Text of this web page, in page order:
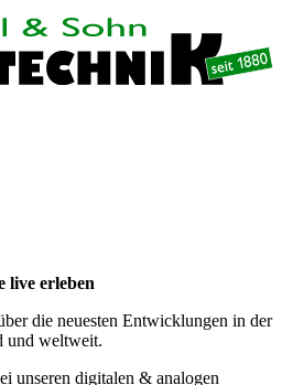
live erleben
die neuesten Entwicklungen in der
und weltweit.
unseren digitalen & analogen